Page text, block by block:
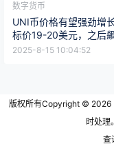
数字货币
UNI币价格有望强劲增
标价19-20美元，之后
30美元
2025-8-15 10:04:52
版权所有Copyright © 2026
时处理。
查